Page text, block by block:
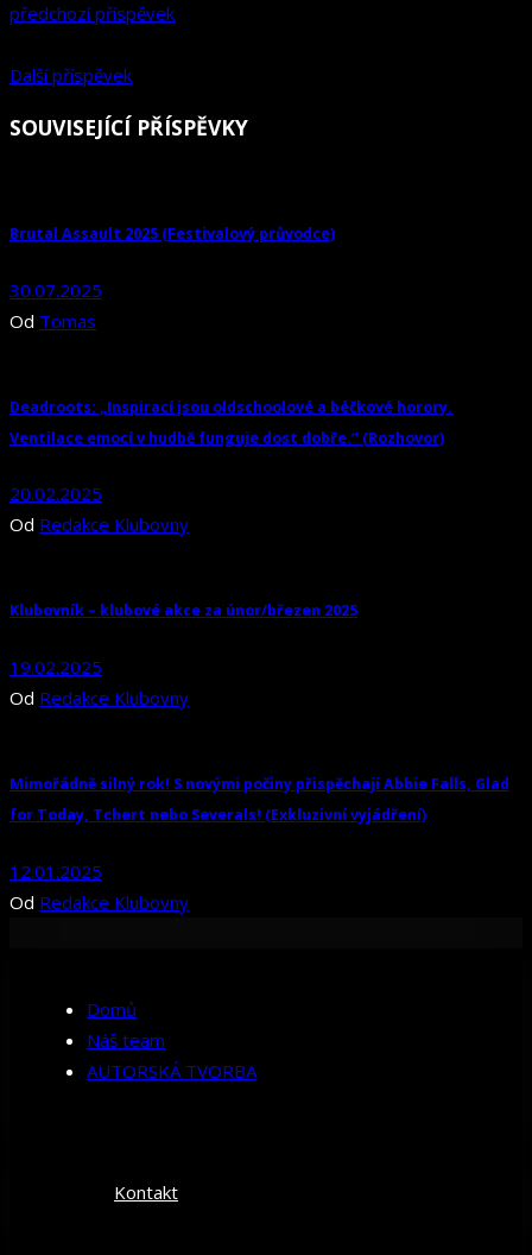
předchozí příspěvek
Další příspěvek
SOUVISEJÍCÍ PŘÍSPĚVKY
Brutal Assault 2025 (Festivalový průvodce)
30.07.2025
Od Tomas
Deadroots: „Inspirací jsou oldschoolové a béčkové horory.
Ventilace emocí v hudbě funguje dost dobře.“ (Rozhovor)
20.02.2025
Od Redakce Klubovny
Klubovník – klubové akce za únor/březen 2025
19.02.2025
Od Redakce Klubovny
Mimořádně silný rok! S novými počiny přispěchají Abbie Falls, Glad
for Today, Tchert nebo Severals! (Exkluzivní vyjádření)
12.01.2025
Od Redakce Klubovny
Domů
Náš team
AUTORSKÁ TVORBA
Kontakt